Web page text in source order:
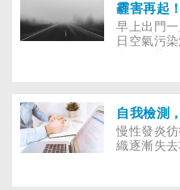
收。劇情
（CML）
種病，叫
治療進入
力。事實
早上出門
日空氣污
到周五，
機有用嗎
識PM2.5
自我檢測
慢性發炎
織逐漸失
茲海默症